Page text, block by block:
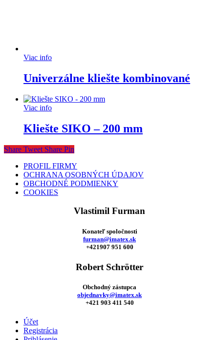
Viac info
Univerzálne kliešte kombinované
Viac info
Kliešte SIKO – 200 mm
Share Tweet Share Pin
PROFIL FIRMY
OCHRANA OSOBNÝCH ÚDAJOV
OBCHODNÉ PODMIENKY
COOKIES
Vlastimil Furman
Konateľ spoločnosti
furman@imatex.sk
+421907 951 600
Robert Schrötter
Obchodný zástupca
objednavky@imatex.sk
+421 903 411 540
Účet
Registrácia